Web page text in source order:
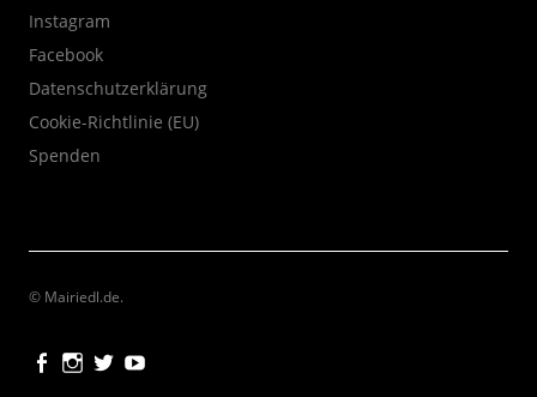
Instagram
Facebook
Datenschutzerklärung
Cookie-Richtlinie (EU)
Spenden
© Mairiedl.de